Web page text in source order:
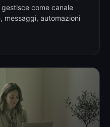
come canale
messaggi, automazioni